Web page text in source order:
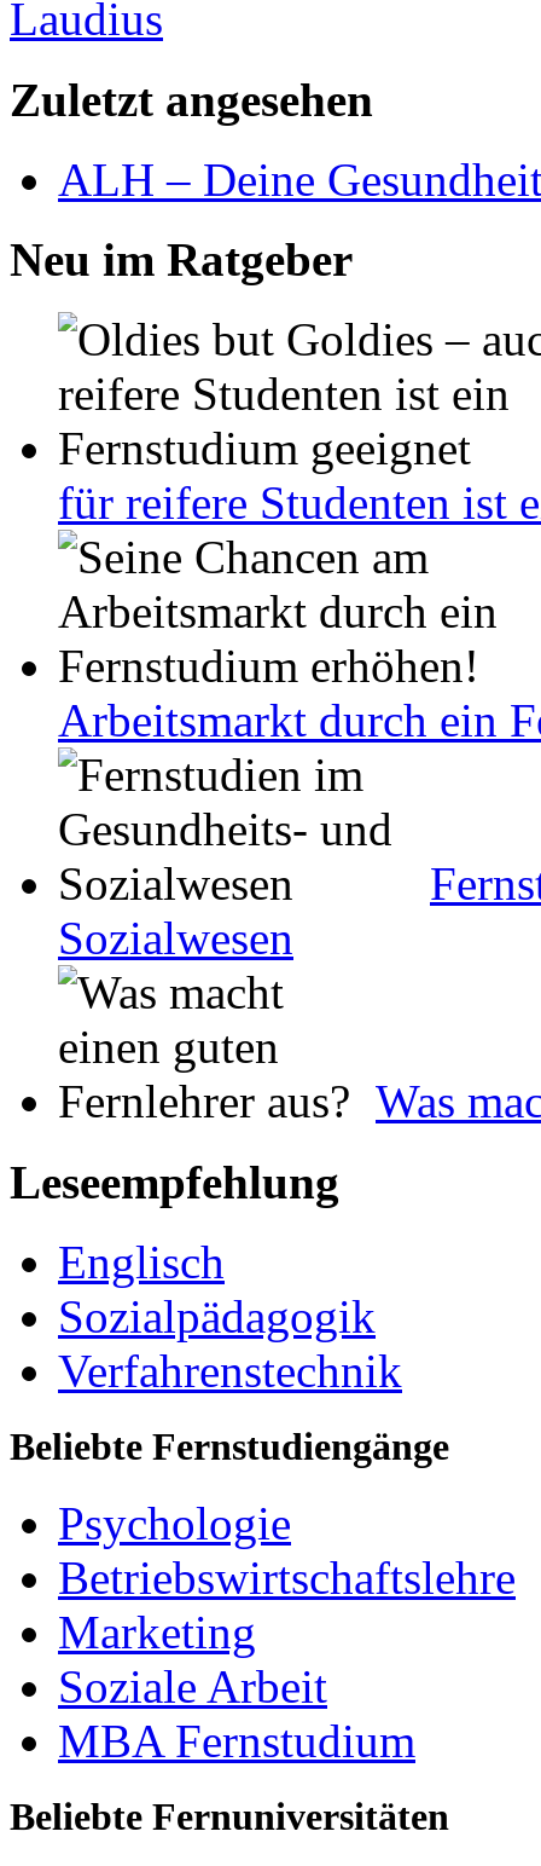
Zuletzt angesehen
ALH – Deine
Neu im Ratgeber
für reifere Studenten ist
Arbeitsmarkt durch ein
Sozialwesen
Was
Leseempfehlung
Englisch
Sozialpädagogik
Verfahrenstechnik
Beliebte Fernstudiengänge
Psychologie
Betriebswirtschaftslehre
Marketing
Soziale Arbeit
MBA Fernstudium
Beliebte Fernuniversitäten